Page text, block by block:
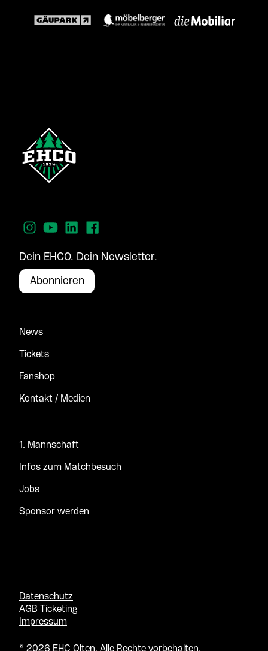
Dein EHCO. Dein Newsletter.
Abonnieren
News
Tickets
Fanshop
Kontakt / Medien
1. Mannschaft
Infos zum Matchbesuch
Jobs
Sponsor werden
© 2026 EHC Olten. Alle Rechte vorbehalten.
Datenschutz
AGB Ticketing
Impressum